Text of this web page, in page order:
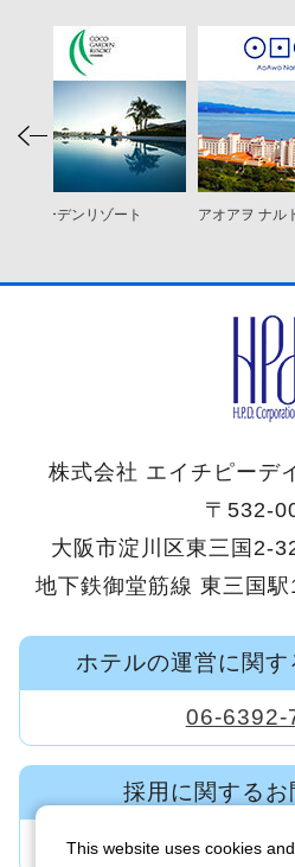
コ ガーデンリゾート
アオアヲ ナル
株式会社 エイチピーデ
〒532-
大阪市淀川区東三国2-
地下鉄御堂筋線 東三国
ホテルの運営に関
06-6392-
採用に関するお
06-6392-
This website uses cookies